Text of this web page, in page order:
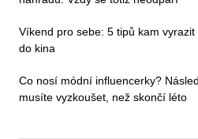
Víkend pro sebe: 5 tipů kam
do kina
Co nosí módní influencerky?
musíte vyzkoušet, než skončí léto